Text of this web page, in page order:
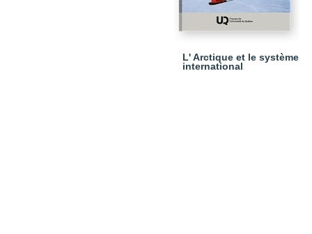
L' Arctique et le système
international